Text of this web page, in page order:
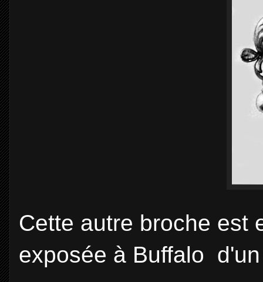
Cette autre broche est
exposée à Buffalo